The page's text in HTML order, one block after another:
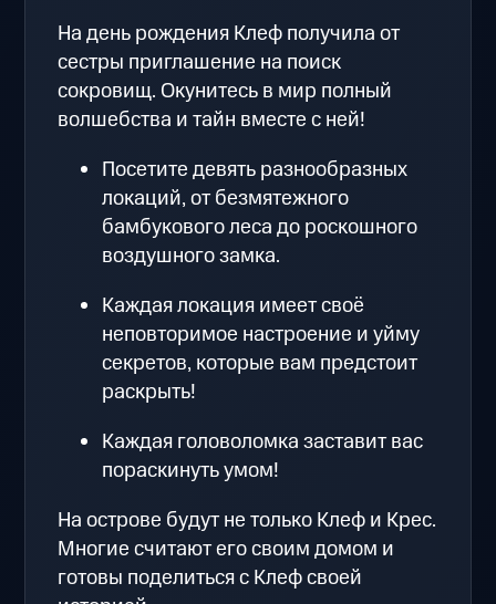
На день рождения Клеф получила от
сестры приглашение на поиск
сокровищ. Окунитесь в мир полный
волшебства и тайн вместе с ней!
Посетите девять разнообразных
локаций, от безмятежного
бамбукового леса до роскошного
воздушного замка.
Каждая локация имеет своё
неповторимое настроение и уйму
секретов, которые вам предстоит
раскрыть!
Каждая головоломка заставит вас
пораскинуть умом!
На острове будут не только Клеф и Крес.
Многие считают его своим домом и
готовы поделиться с Клеф своей